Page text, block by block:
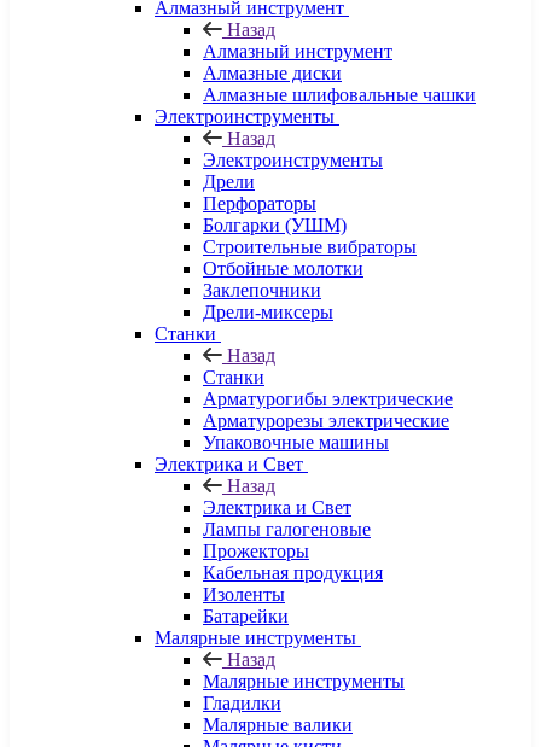
Алмазный инструмент
Назад
Алмазный инструмент
Алмазные диски
Алмазные шлифовальные чашки
Электроинструменты
Назад
Электроинструменты
Дрели
Перфораторы
Болгарки (УШМ)
Строительные вибраторы
Отбойные молотки
Заклепочники
Дрели-миксеры
Станки
Назад
Станки
Арматурогибы электрические
Арматурорезы электрические
Упаковочные машины
Электрика и Свет
Назад
Электрика и Свет
Лампы галогеновые
Прожекторы
Кабельная продукция
Изоленты
Батарейки
Малярные инструменты
Назад
Малярные инструменты
Гладилки
Малярные валики